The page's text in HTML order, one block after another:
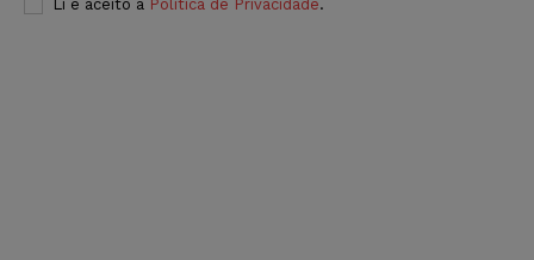
Li e aceito a Política de Privacidade.